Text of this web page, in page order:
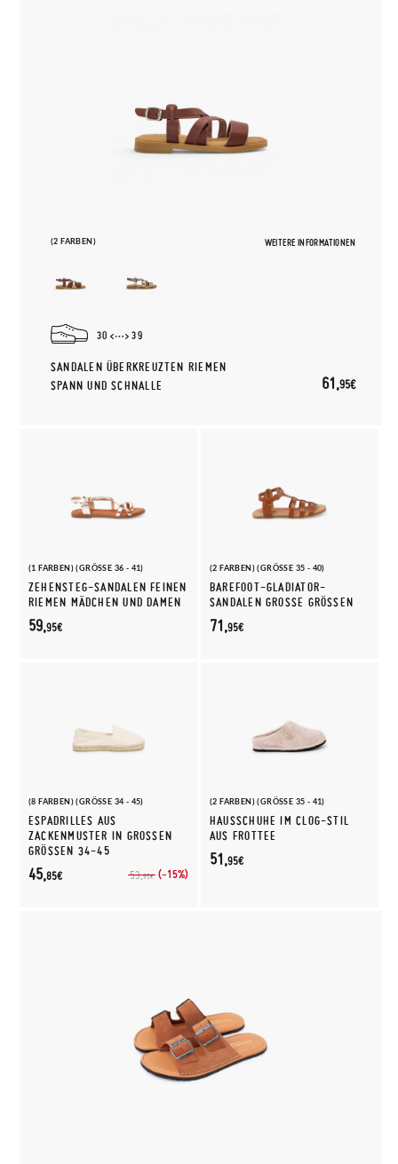
(2 FARBEN) WEITERE INFORMATIONEN
30 39
SANDALEN ÜBERKREUZTEN RIEMEN
SPANN UND SCHNALLE
61,95€
(1 FARBEN) (GRÖSSE 36 - 41)
ZEHENSTEG-SANDALEN FEINEN
RIEMEN MÄDCHEN UND DAMEN
59,95€
(2 FARBEN) (GRÖSSE 35 - 40)
BAREFOOT-GLADIATOR-
SANDALEN GROSSE GRÖSSEN
71,95€
(8 FARBEN) (GRÖSSE 34 - 45)
ESPADRILLES AUS
ZACKENMUSTER IN GROSSEN G
RÖSSEN 34-45
53,95€ (-15%)
45,85€
(2 FARBEN) (GRÖSSE 35 - 41)
HAUSSCHUHE IM CLOG-STIL
AUS FROTTEE
51,95€